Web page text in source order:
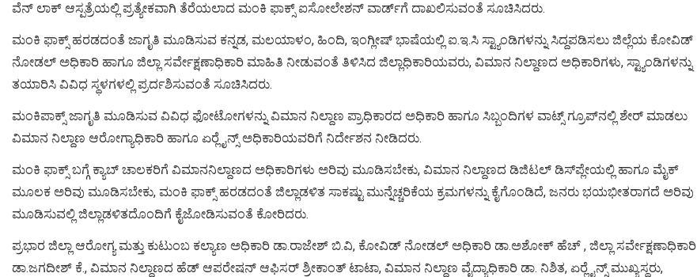
ವೆನ್ ಲಾಕ್ ಆಸ್ಪತ್ರೆಯಲ್ಲಿ ಪ್ರತ್ಯೇಕವಾಗಿ ತೆರೆಯಲಾದ ಮಂಕಿ ಫಾಕ್ಸ್ ಐಸೋಲೇಶನ್ ವಾರ್ಡ್‍ಗೆ ದಾಖಲಿಸುವಂತೆ ಸೂಚಿಸಿದರು.
ಮಂಕಿ ಫಾಕ್ಸ್ ಹರಡದಂತೆ ಜಾಗೃತಿ ಮೂಡಿಸುವ ಕನ್ನಡ, ಮಲಯಾಳಂ, ಹಿಂದಿ, ಇಂಗ್ಲೀಷ್ ಭಾಷೆಯಲ್ಲಿ ಐ.ಇ.ಸಿ ಸ್ಟ್ಯಾಂಡಿಗಳನ್ನು ಸಿದ್ದಪಡಿಸಲು ಜಿಲ್ಲೆಯ ಕೋವಿಡ್
ನೋಡಲ್ ಅಧಿಕಾರಿ ಹಾಗೂ ಜಿಲ್ಲಾ ಸರ್ವೇಕ್ಷಣಾಧಿಕಾರಿ ಮಾಹಿತಿ ನೀಡುವಂತೆ ತಿಳಿಸಿದ ಜಿಲ್ಲಾಧಿಕಾರಿಯವರು, ವಿಮಾನ ನಿಲ್ದಾಣದ ಅಧಿಕಾರಿಗಳು, ಸ್ಟ್ಯಾಂಡಿಗಳನ್ನು
ತಯಾರಿಸಿ ವಿವಿಧ ಸ್ಥಳಗಳಲ್ಲಿ ಪ್ರರ್ದಶಿಸುವಂತೆ ಸೂಚಿಸಿದರು.
ಮಂಕಿಪಾಕ್ಸ್ ಜಾಗೃತಿ ಮೂಡಿಸುವ ವಿವಿಧ ಫೋಟೋಗಳನ್ನು ವಿಮಾನ ನಿಲ್ದಾಣ ಪ್ರಾಧಿಕಾರದ ಅಧಿಕಾರಿ ಹಾಗೂ ಸಿಬ್ಬಂದಿಗಳ ವಾಟ್ಸ್ ಗ್ರೂಪ್‍ನಲ್ಲಿ ಶೇರ್ ಮಾಡಲು
ವಿಮಾನ ನಿಲ್ದಾಣ ಆರೋಗ್ಯಾಧಿಕಾರಿ ಹಾಗೂ ಏರ್‍ಲೈನ್ಸ್ ಅಧಿಕಾರಿಯವರಿಗೆ ನಿರ್ದೇಶನ ನೀಡಿದರು.
ಮಂಕಿ ಫಾಕ್ಸ್ ಬಗ್ಗೆ ಕ್ಯಾಬ್ ಚಾಲಕರಿಗೆ ವಿಮಾನನಿಲ್ದಾಣದ ಅಧಿಕಾರಿಗಳು ಅರಿವು ಮೂಡಿಸಬೇಕು, ವಿಮಾನ ನಿಲ್ದಾಣದ ಡಿಜಿಟಲ್ ಡಿಸ್‍ಪ್ಲೇಯಲ್ಲಿ ಹಾಗೂ ಮೈಕ್
ಮೂಲಕ ಅರಿವು ಮೂಡಿಸಬೇಕು, ಮಂಕಿ ಫಾಕ್ಸ್ ಹರಡದಂತೆ ಜಿಲ್ಲಾಡಳಿತ ಸಾಕಷ್ಟು ಮುನ್ನೆಚ್ಚರಿಕೆಯ ಕ್ರಮಗಳನ್ನು ಕೈಗೊಂಡಿದೆ, ಜನರು ಭಯಭೀತರಾಗದೆ ಅರಿವು
ಮೂಡಿಸುವಲ್ಲಿ ಜಿಲ್ಲಾಡಳಿತದೊಂದಿಗೆ ಕೈಜೋಡಿಸುವಂತೆ ಕೋರಿದರು.
ಪ್ರಭಾರ ಜಿಲ್ಲಾ ಆರೋಗ್ಯ ಮತ್ತು ಕುಟುಂಬ ಕಲ್ಯಾಣ ಅಧಿಕಾರಿ ಡಾ.ರಾಜೇಶ್ ಬಿ.ವಿ, ಕೋವಿಡ್ ನೋಡಲ್ ಅಧಿಕಾರಿ ಡಾ.ಅಶೋಕ್ ಹೆಚ್ , ಜಿಲ್ಲಾ ಸರ್ವೇಕ್ಷಣಾಧಿಕಾರಿ
ಡಾ.ಜಗದೀಶ್ ಕೆ., ವಿಮಾನ ನಿಲ್ದಾಣದ ಹೆಡ್ ಆಪರೇಷನ್ ಆಫಿಸರ್ ಶ್ರೀಕಾಂತ್ ಟಾಟಾ, ವಿಮಾನ ನಿಲ್ದಾಣ ವೈದ್ಯಾಧಿಕಾರಿ ಡಾ. ನಿಶಿತ, ಏರ್‍ಲೈನ್ಸ್ ಮುಖ್ಯಸ್ಥರು,